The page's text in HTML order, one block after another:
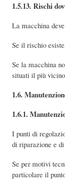
1.5.13. Rischi
La macchina
Se il rischio
Se la macchina
situati il più
1.6.
1.6.1.
I punti di
di riparazione e
Se per motivi
particolare il